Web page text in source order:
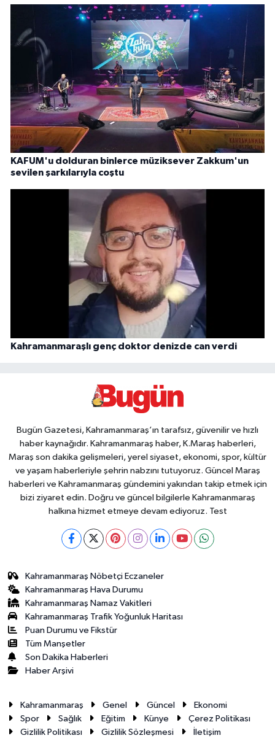
KAFUM'u dolduran binlerce müziksever Zakkum'un
sevilen şarkılarıyla coştu
Kahramanmaraşlı genç doktor denizde can verdi
Bugün Gazetesi, Kahramanmaraş’ın tarafsız, güvenilir ve hızlı
haber kaynağıdır. Kahramanmaraş haber, K.Maraş haberleri,
Maraş son dakika gelişmeleri, yerel siyaset, ekonomi, spor, kültür
ve yaşam haberleriyle şehrin nabzını tutuyoruz. Güncel Maraş
haberleri ve Kahramanmaraş gündemini yakından takip etmek için
bizi ziyaret edin. Doğru ve güncel bilgilerle Kahramanmaraş
halkına hizmet etmeye devam ediyoruz. Test
Kahramanmaraş Nöbetçi Eczaneler
Kahramanmaraş Hava Durumu
Kahramanmaraş Namaz Vakitleri
Kahramanmaraş Trafik Yoğunluk Haritası
Puan Durumu ve Fikstür
Tüm Manşetler
Son Dakika Haberleri
Haber Arşivi
Kahramanmaraş Genel Güncel
Ekonomi
Spor
Sağlık Eğitim Künye
Çerez Politikası
Gizlilik Politikası
Gizlilik Sözleşmesi İletişim